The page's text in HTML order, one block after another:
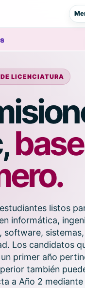
LICENCIATURA
listos
informática,
software,
Los candidatos
primer año
también
a Año 2